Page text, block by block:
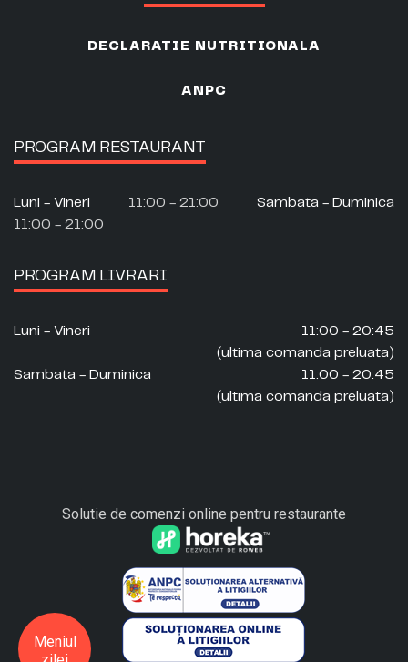
DECLARATIE NUTRITIONALA
ANPC
PROGRAM RESTAURANT
Luni - Vineri 11:00 - 21:00
Sambata - Duminica
11:00 - 21:00
PROGRAM LIVRARI
Luni - Vineri
11:00 - 20:45
(ultima comanda preluata)
Sambata - Duminica
11:00 - 20:45
(ultima comanda preluata)
Solutie de comenzi online pentru restaurante
Meniul